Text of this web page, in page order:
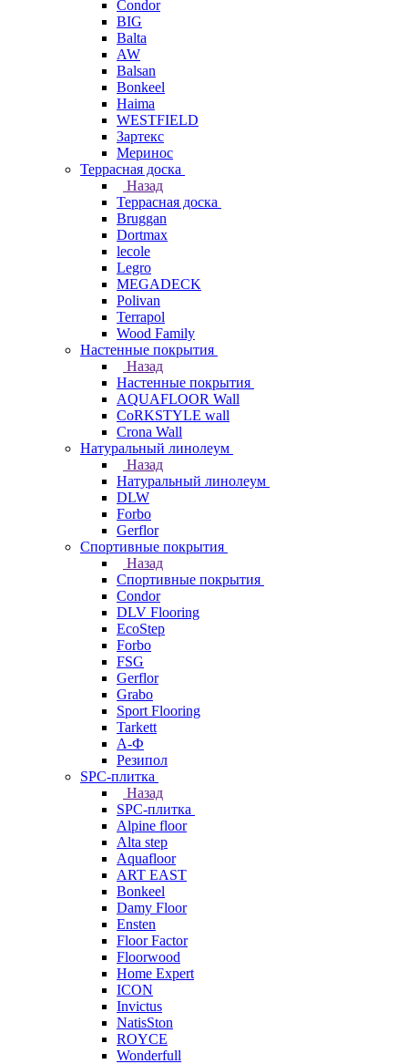
Condor
BIG
Balta
AW
Balsan
Bonkeel
Haima
WESTFIELD
Зартекс
Меринос
Террасная доска
Назад
Террасная доска
Bruggan
Dortmax
lecole
Legro
MEGADECK
Polivan
Terrapol
Wood Family
Настенные покрытия
Назад
Настенные покрытия
AQUAFLOOR Wall
CoRKSTYLE wall
Crona Wall
Натуральный линолеум
Назад
Натуральный линолеум
DLW
Forbo
Gerflor
Спортивные покрытия
Назад
Спортивные покрытия
Condor
DLV Flooring
EcoStep
Forbo
FSG
Gerflor
Grabo
Sport Flooring
Tarkett
А-Ф
Резипол
SPC-плитка
Назад
SPC-плитка
Alpine floor
Alta step
Aquafloor
ART EAST
Bonkeel
Damy Floor
Ensten
Floor Factor
Floorwood
Home Expert
ICON
Invictus
NatisSton
ROYCE
Wonderfull